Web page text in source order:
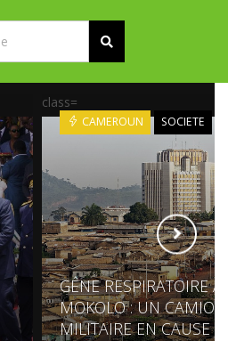
class=
CAMEROUN SOCIETE
GÊNE RESPIRATOIRE
MOKOLO : UN CAMION
MILITAIRE EN CAUSE